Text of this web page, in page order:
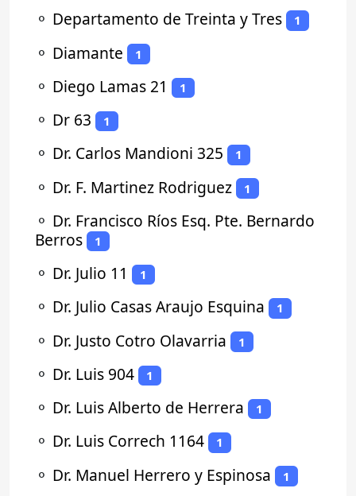
⚬ Departamento de Treinta y Tres 1
⚬ Diamante 1
⚬ Diego Lamas 21 1
⚬ Dr 63 1
⚬ Dr. Carlos Mandioni 325 1
⚬ Dr. F. Martinez Rodriguez 1
⚬ Dr. Francisco Ríos Esq. Pte. Bernardo
Berros
1
⚬ Dr. Julio 11 1
⚬ Dr. Julio Casas Araujo Esquina 1
⚬ Dr. Justo Cotro Olavarria 1
⚬ Dr. Luis 904 1
⚬ Dr. Luis Alberto de Herrera 1
⚬ Dr. Luis Correch 1164 1
⚬ Dr. Manuel Herrero y Espinosa 1